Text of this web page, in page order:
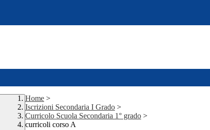
Home >
Iscrizioni Secondaria I Grado >
Curricolo Scuola Secondaria 1° grado >
curricoli corso A